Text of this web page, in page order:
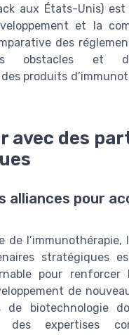
aux États-Unis)
et la
des
obstacles et
produits
avec des
alliances pour
de l’immunothérapie,
stratégiques
pour renforcer
de
de biotechnologie
des expertises